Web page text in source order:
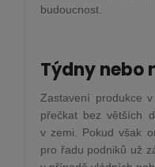
budoucnost.
Týdny nebo
Zastavení produkce
přečkat bez větších
v zemi. Pokud však
pro řadu podniků už